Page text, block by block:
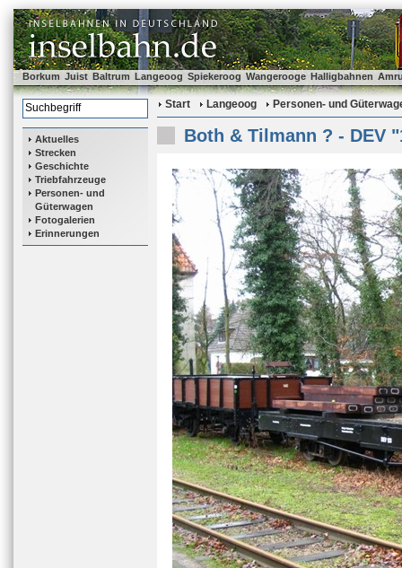
Borkum Juist Baltrum Langeoog Spiekeroog Wangerooge Halligbahnen
Aktuelles
Strecken
Geschichte
Triebfahrzeuge
Personen- und
Güterwagen
Fotogalerien
Erinnerungen
Start Langeoog Personen- und
Both & Tilmann ? - DEV